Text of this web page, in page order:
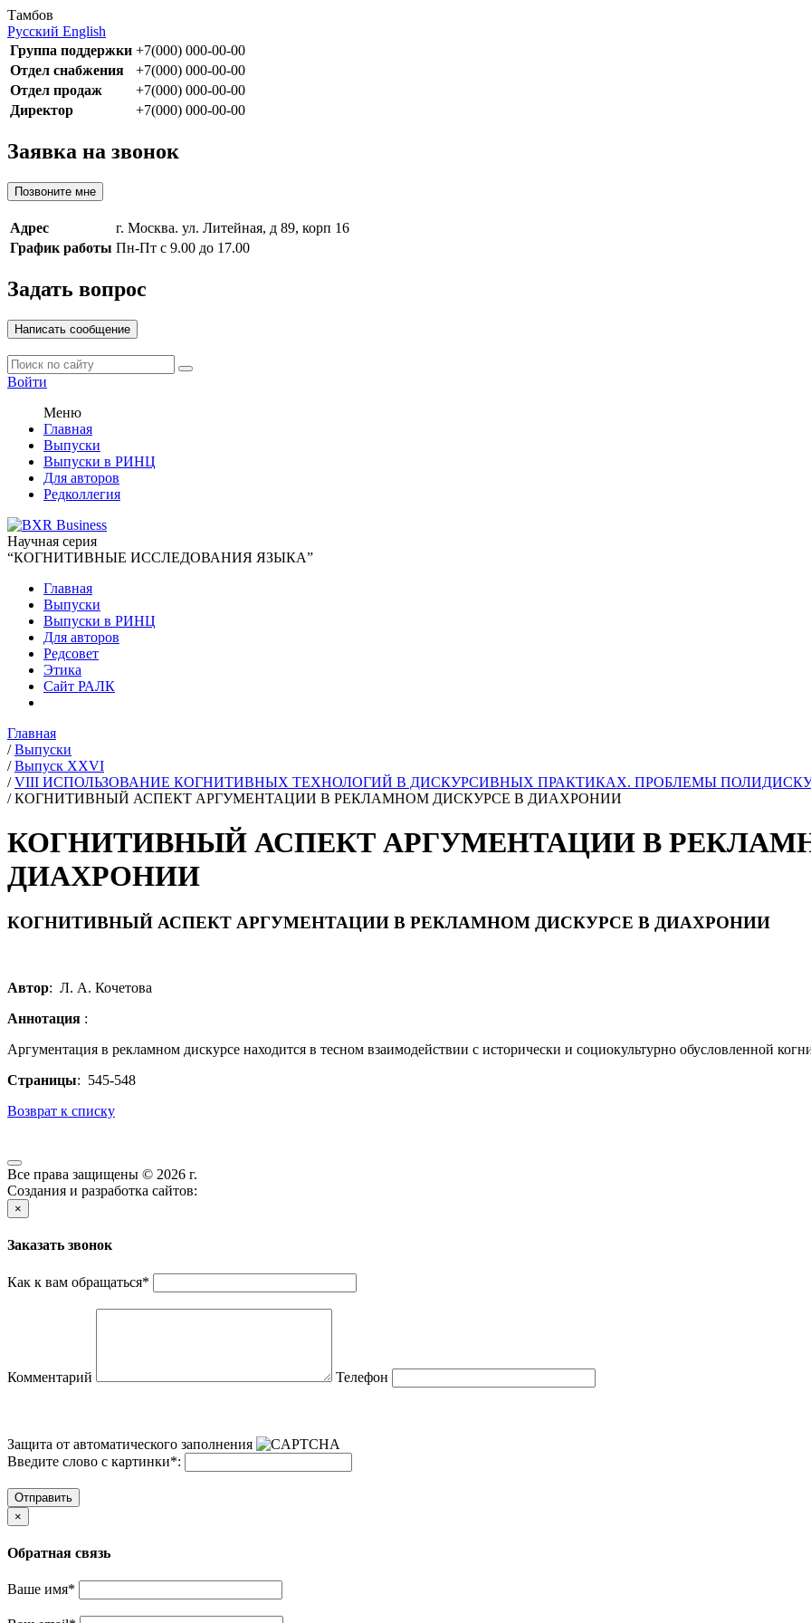
Тамбов
Русский English
Группа поддержки +7(000) 000-00-00
Отдел снабжения
+7(000) 000-00-00
Отдел продаж
+7(000) 000-00-00
Директор
+7(000) 000-00-00
Заявка на звонок
Позвоните мне
Адрес
г. Москва. ул. Литейная, д 89, корп 16
График работы Пн-Пт с 9.00 до 17.00
Задать вопрос
Написать сообщение
Войти
Меню
Главная
Выпуски
Выпуски в РИНЦ
Для авторов
Редколлегия
Научная серия
“КОГНИТИВНЫЕ ИССЛЕДОВАНИЯ ЯЗЫКА”
Главная
Выпуски
Выпуски в РИНЦ
Для авторов
Редсовет
Этика
Сайт РАЛК
Главная
/ Выпуски
/ Выпуск XXVI
/ VIII ИСПОЛЬЗОВАНИЕ КОГНИТИВНЫХ ТЕХНОЛОГИЙ В ДИСКУРСИВНЫХ ПРАКТИКАХ. ПРОБЛЕМЫ
/ КОГНИТИВНЫЙ АСПЕКТ АРГУМЕНТАЦИИ В РЕКЛАМНОМ ДИСКУРСЕ В ДИАХРОНИИ
КОГНИТИВНЫЙ АСПЕКТ АРГУМЕНТАЦИИ В
ДИАХРОНИИ
КОГНИТИВНЫЙ АСПЕКТ АРГУМЕНТАЦИИ В РЕКЛАМНОМ ДИСКУРСЕ В ДИАХРОНИИ
Автор: Л. А. Кочетова
Аннотация :
Аргументация в рекламном дискурсе находится в тесном взаимодействии с исторически и социокультурно обусловленной
Страницы: 545-548
Возврат к списку
Все права защищены © 2026 г.
Создания и разработка сайтов:
×
Заказать звонок
Как к вам обращаться*
Комментарий Телефон
Защита от автоматического заполнения
Введите слово с картинки*:
Отправить
×
Обратная связь
Ваше имя*